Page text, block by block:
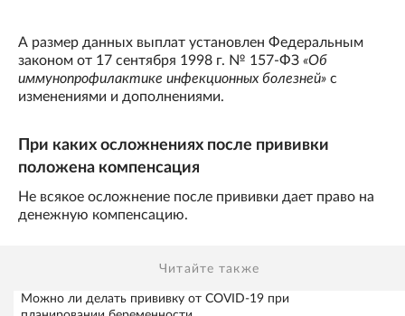
А размер данных выплат установлен Федеральным
законом от 17 сентября 1998 г. № 157-ФЗ «Об
иммунопрофилактике инфекционных болезней» с
изменениями и дополнениями.
При каких осложнениях после прививки
положена компенсация
Не всякое осложнение после прививки дает право на
денежную компенсацию.
Читайте также
Можно ли делать прививку от COVID-19 при